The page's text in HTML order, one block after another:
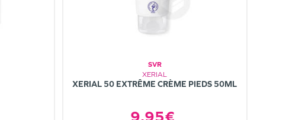
SVR
XERIAL
XERIAL 50 EXTRÊME CRÈME PIEDS 50ML
9,95€